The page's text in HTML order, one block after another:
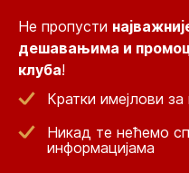
Не пропусти
дешавањима и
клуба!
Кратки имејлови
Никад те нећемо
информацијама